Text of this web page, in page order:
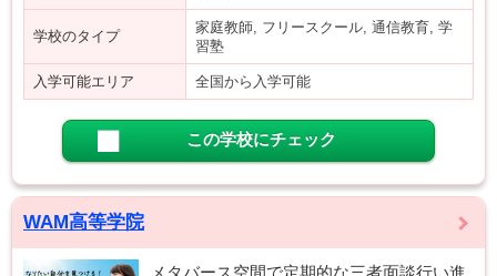
学校のタイプ
家庭教師, フリースクール, 通信教育, 学
習塾
入学可能エリア 全国から入学可能
この学校にチェック
WAM高等学院
メタバース空間で定期的な三者面談行い進